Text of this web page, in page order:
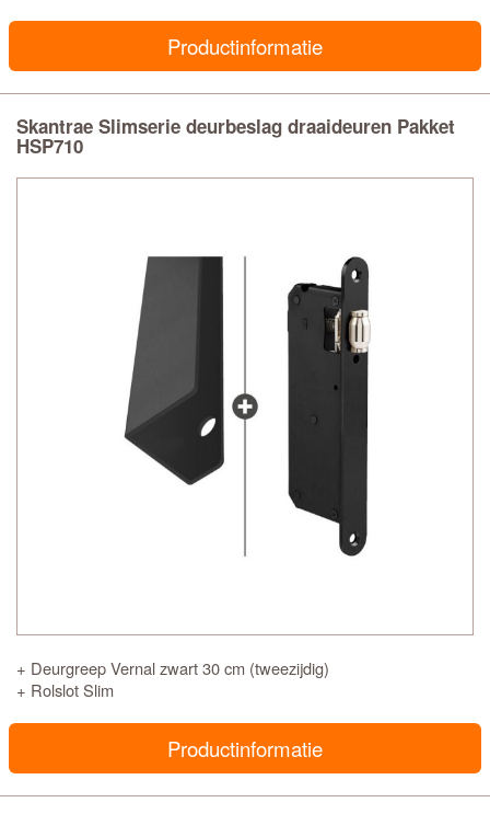
Productinformatie
Skantrae Slimserie deurbeslag draaideuren Pakket
HSP710
+ Deurgreep Vernal zwart 30 cm (tweezijdig)
+ Rolslot Slim
Productinformatie